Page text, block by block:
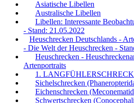
Asiatische Libellen
Australische Libellen
Libellen: Interessante
- Stand: 21.05.2022
Heuschrecken Deutschlands -
- Die Welt der Heuschrecken -
Heuschrecken -
Artenportraits
1.
Sichelschrecken
Eichenschrecken
Schwertschrecken